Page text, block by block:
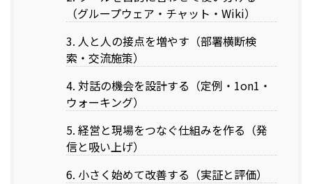
（グループウェア・チャット・Wiki）
3. 人と人の接点を増やす（部署横断検
索・交流施策）
4. 対話の機会を設計する（定例・1on1・
ウォーキング）
5. 経営と現場をつなぐ仕組みを作る（発
信と吸い上げ）
6. 小さく始めて改善する（実証と評価）